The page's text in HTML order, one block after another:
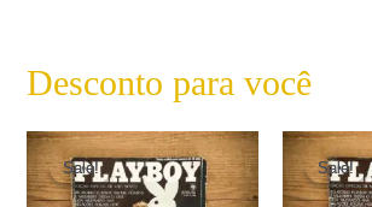
Desconto para você
Sale!
Sale!
O
preço
original
era:
O
preço
atual
é:
Sale!
Sale!